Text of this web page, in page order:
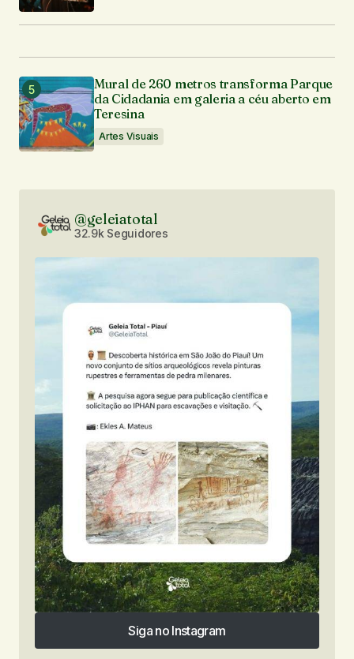
Mural de 260 metros transforma Parque
da Cidadania em galeria a céu aberto em
Teresina
Artes Visuais
@geleiatotal
32.9k Seguidores
Siga no Instagram
Siga no Instagram